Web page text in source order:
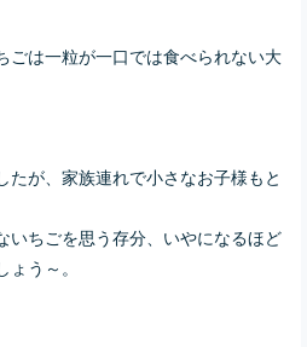
ごは一粒が一口では食べられない大
たが、家族連れで小さなお子様もと
いちごを思う存分、いやになるほど
う～。